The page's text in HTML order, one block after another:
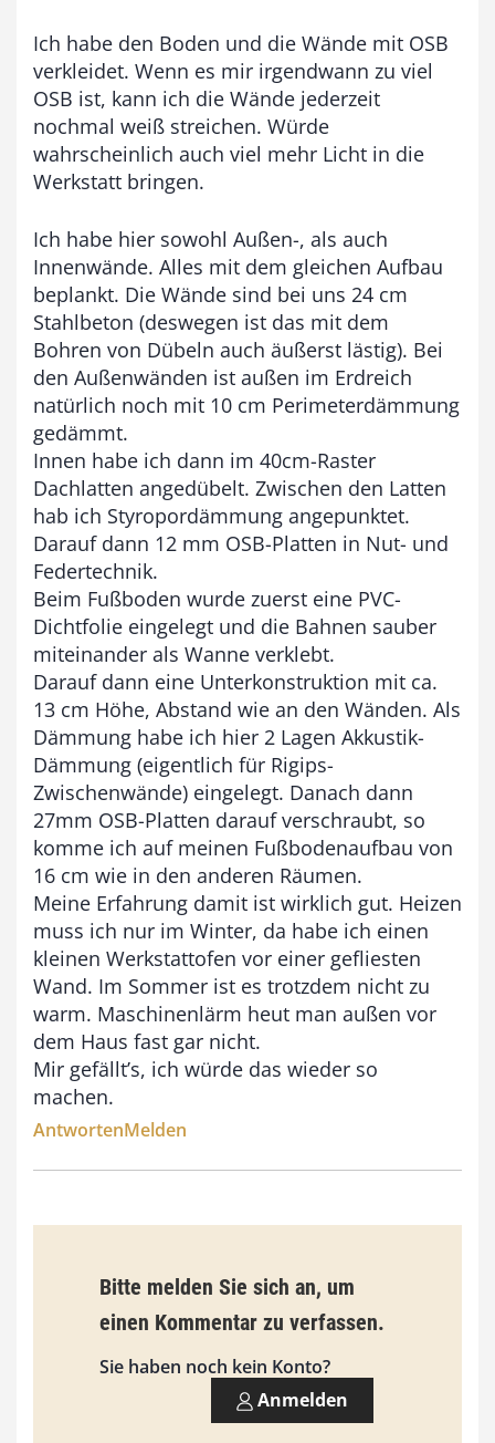
Ich habe den Boden und die Wände mit OSB
verkleidet. Wenn es mir irgendwann zu viel
OSB ist, kann ich die Wände jederzeit
nochmal weiß streichen. Würde
wahrscheinlich auch viel mehr Licht in die
Werkstatt bringen.
Ich habe hier sowohl Außen-, als auch
Innenwände. Alles mit dem gleichen Aufbau
beplankt. Die Wände sind bei uns 24 cm
Stahlbeton (deswegen ist das mit dem
Bohren von Dübeln auch äußerst lästig). Bei
den Außenwänden ist außen im Erdreich
natürlich noch mit 10 cm Perimeterdämmung
gedämmt.
Innen habe ich dann im 40cm-Raster
Dachlatten angedübelt. Zwischen den Latten
hab ich Styropordämmung angepunktet.
Darauf dann 12 mm OSB-Platten in Nut- und
Federtechnik.
Beim Fußboden wurde zuerst eine PVC-
Dichtfolie eingelegt und die Bahnen sauber
miteinander als Wanne verklebt.
Darauf dann eine Unterkonstruktion mit ca.
13 cm Höhe, Abstand wie an den Wänden. Als
Dämmung habe ich hier 2 Lagen Akkustik-
Dämmung (eigentlich für Rigips-
Zwischenwände) eingelegt. Danach dann
27mm OSB-Platten darauf verschraubt, so
komme ich auf meinen Fußbodenaufbau von
16 cm wie in den anderen Räumen.
Meine Erfahrung damit ist wirklich gut. Heizen
muss ich nur im Winter, da habe ich einen
kleinen Werkstattofen vor einer gefliesten
Wand. Im Sommer ist es trotzdem nicht zu
warm. Maschinenlärm heut man außen vor
dem Haus fast gar nicht.
Mir gefällt’s, ich würde das wieder so
machen.
AntwortenMelden
Bitte melden Sie sich an, um
einen Kommentar zu verfassen.
Sie haben noch kein Konto?
Anmelden